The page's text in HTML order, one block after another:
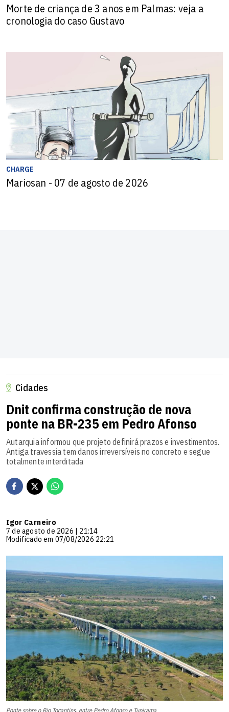
Morte de criança de 3 anos em Palmas: veja a
cronologia do caso Gustavo
CHARGE
Mariosan - 07 de agosto de 2026
Cidades
Dnit confirma construção de nova
ponte na BR-235 em Pedro Afonso
Autarquia informou que projeto definirá prazos e investimentos.
Antiga travessia tem danos irreversíveis no concreto e segue
totalmente interditada
Igor Carneiro
7 de agosto de 2026 | 21:14
Modificado em 07/08/2026 22:21
Ponte sobre o Rio Tocantins, entre Pedro Afonso e Tupirama